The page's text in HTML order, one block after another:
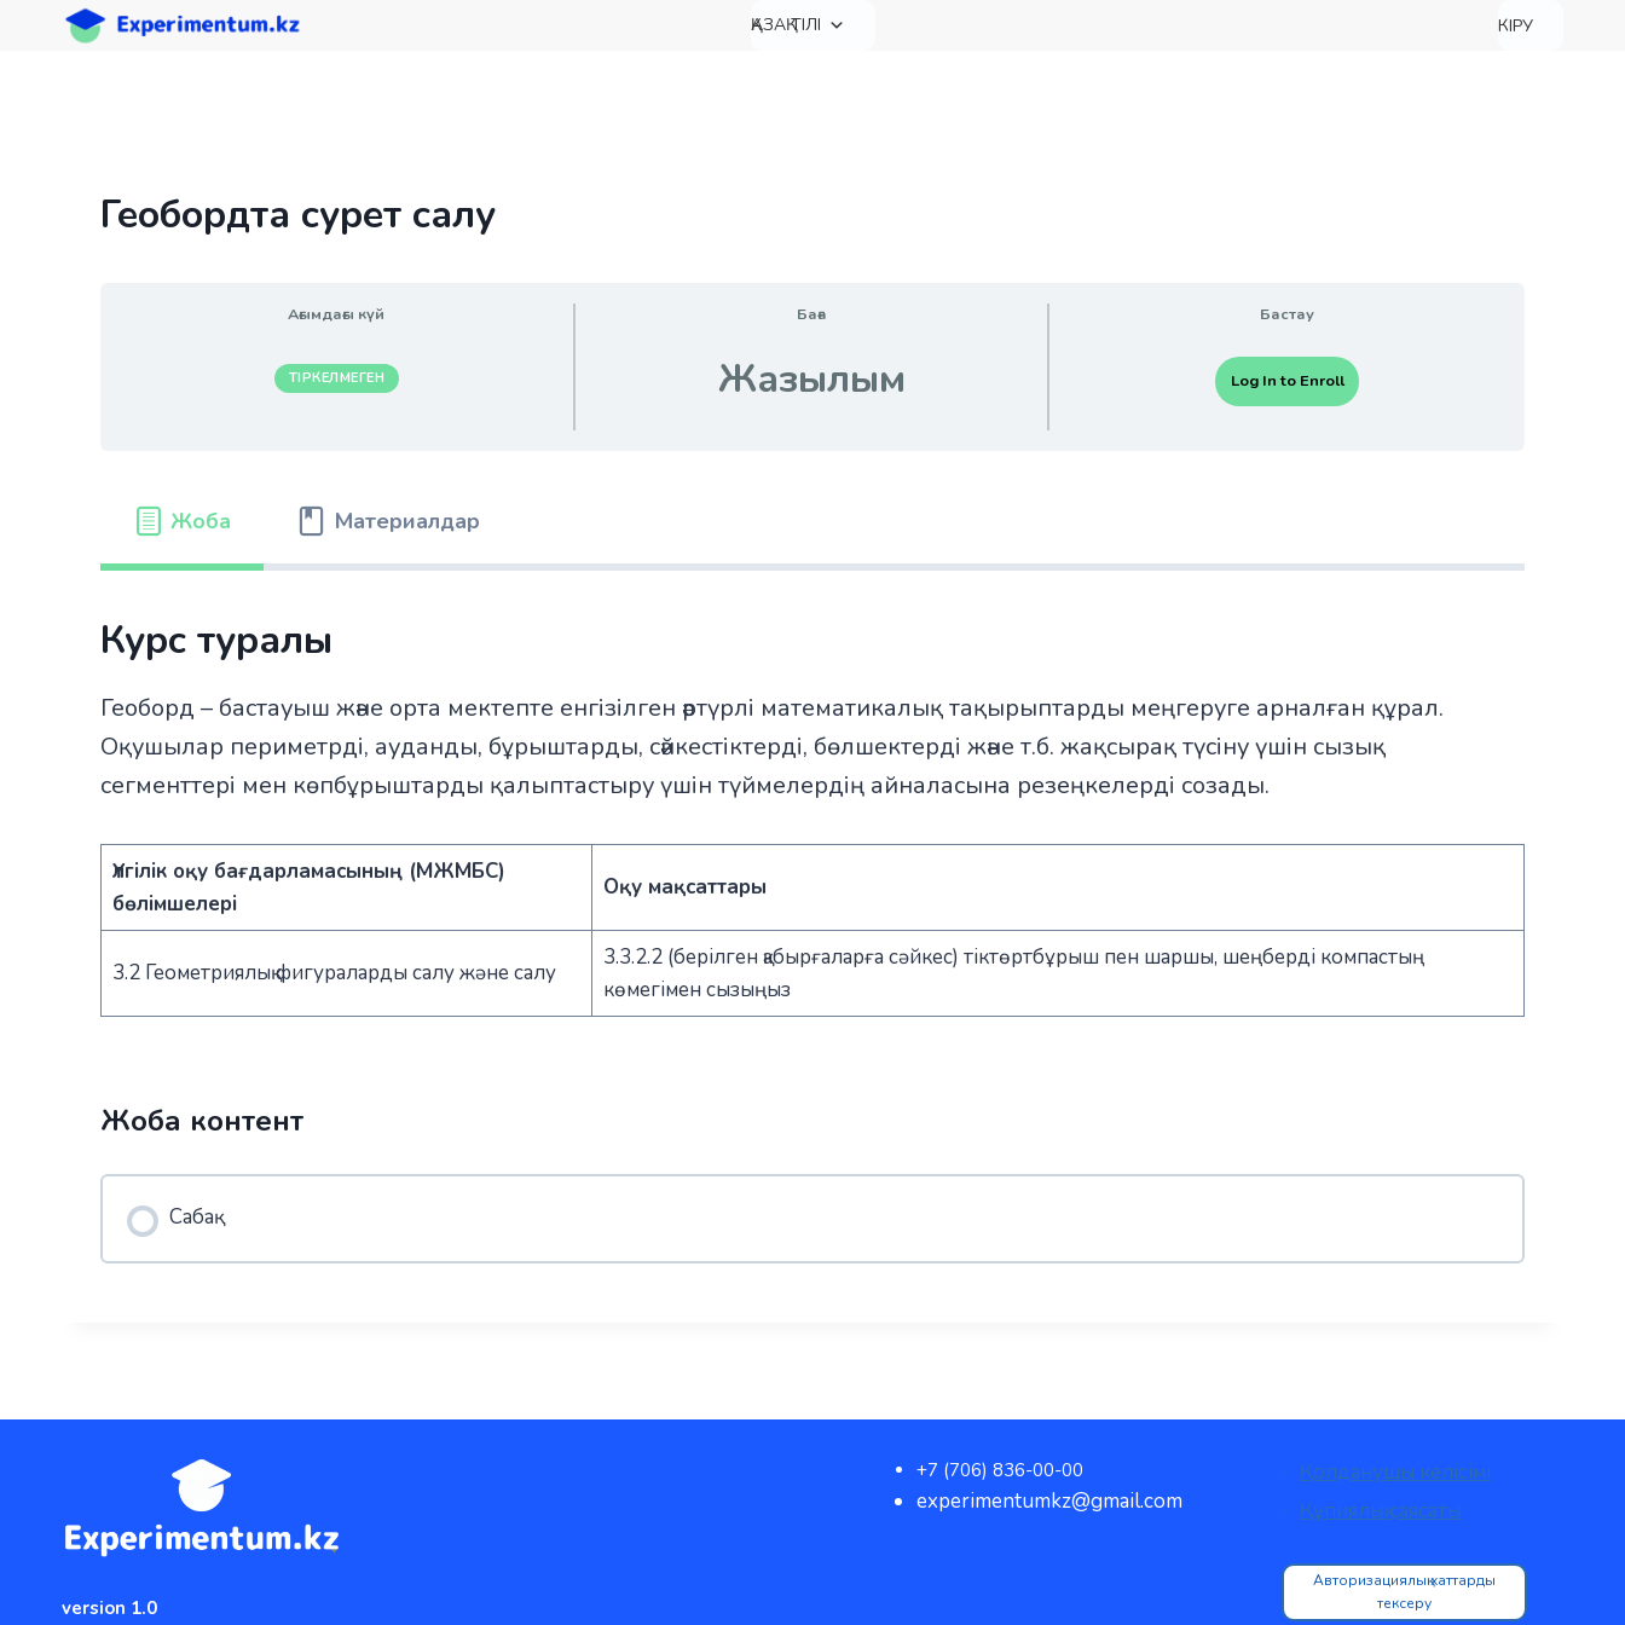
ҚАЗАҚ ТІЛІ КІРУ
Геобордта сурет салу
Ағымдағы күй
ТІРКЕЛМЕГЕН
Баға
Жазылым
Бастау
Log In to Enroll
Жоба Материалдар
Курс туралы
Геоборд – бастауыш және орта мектепте енгізілген әртүрлі математикалық тақырыптарды меңгеруге арналған құрал.
Оқушылар периметрді, ауданды, бұрыштарды, сәйкестіктерді, бөлшектерді және т.б. жақсырақ түсіну үшін сызық
сегменттері мен көпбұрыштарды қалыптастыру үшін түймелердің айналасына резеңкелерді созады.
Үлгілік оқу бағдарламасының (МЖМБС)
бөлімшелері
Оқу мақсаттары
3.2 Геометриялық фигураларды салу және салу
3.3.2.2 (берілген қабырғаларға сәйкес) тіктөртбұрыш пен шаршы, шеңберді компастың
көмегімен сызыңыз
Жоба контент
Сабақ
version 1.0
+7 (706) 836-00-00
experimentumkz@gmail.com
Қолданушы келісімі
Құпиялық саясаты
Авторизациялық хаттарды
тексеру